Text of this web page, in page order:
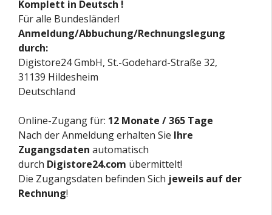
Komplett in Deutsch !
Für alle Bundesländer!
Anmeldung/Abbuchung/Rechnungslegung
durch:
Digistore24 GmbH, St.-Godehard-Straße 32,
31139 Hildesheim
Deutschland
Online-Zugang für: 12 Monate / 365 Tage
Nach der Anmeldung erhalten Sie Ihre
Zugangsdaten automatisch
durch Digistore24.com übermittelt!
Die Zugangsdaten befinden Sich jeweils auf der
Rechnung!